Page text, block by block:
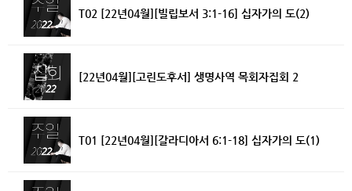
T02 [22년04월][빌립보서 3:1-16] 십자가의 도(2)
[22년04월][고린도후서] 생명사역 목회자집회 2
T01 [22년04월][갈라디아서 6:1-18] 십자가의 도(1)